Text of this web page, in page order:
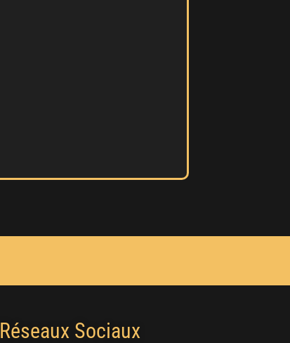
Réseaux Sociaux